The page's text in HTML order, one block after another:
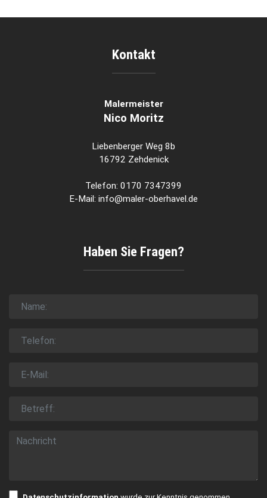
Kontakt
Malermeister
Nico Moritz
Liebenberger Weg 8b
16792 Zehdenick
Telefon: 0170 7347399
E-Mail: info@maler-oberhavel.de
Haben Sie Fragen?